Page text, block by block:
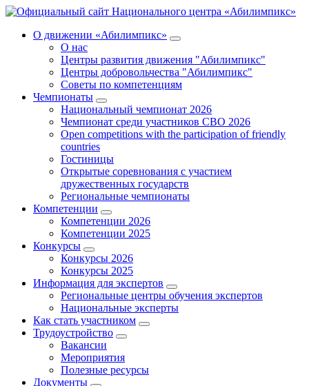
О движении «Абилимпикс»
О нас
Центры развития движения "Абилимпикс"
Центры добровольчества "Абилимпикс"
Советы по компетенциям
Чемпионаты
Национальный чемпионат 2026
Чемпионат среди участников СВО 2026
Open competitions with the participation of friendly
countries
Гостиницы
Открытые соревнования с участием
дружественных государств
Региональные чемпионаты
Компетенции
Компетенции 2026
Компетенции 2025
Конкурсы
Конкурсы 2026
Конкурсы 2025
Информация для экспертов
Региональные центры обучения экспертов
Национальные эксперты
Как стать участником
Трудоустройство
Вакансии
Мероприятия
Полезные ресурсы
Документы